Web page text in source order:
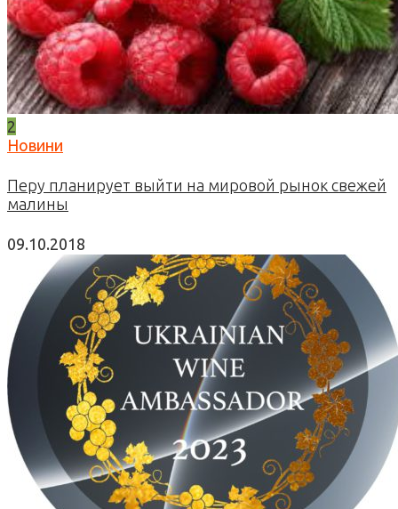
2
Новини
Перу планирует выйти на мировой рынок свежей
малины
09.10.2018